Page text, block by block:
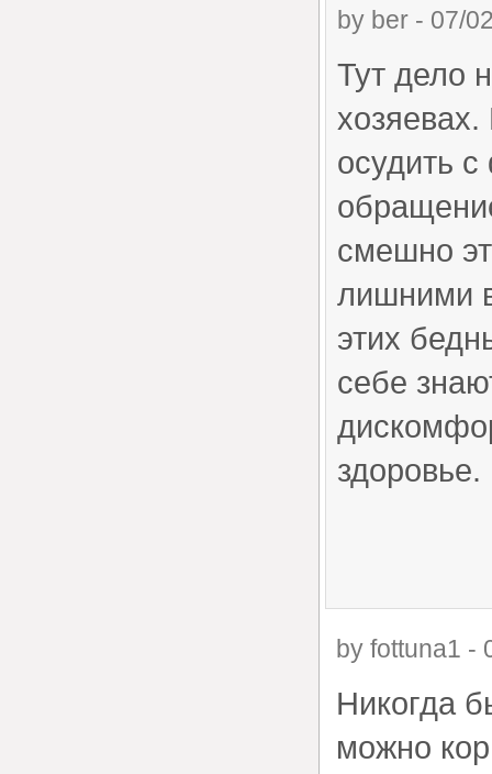
by ber - 07/
Тут дело
осудить
смешно
лишними
этих
себе
здоровье.
by fottuna1 -
Никогда
можно